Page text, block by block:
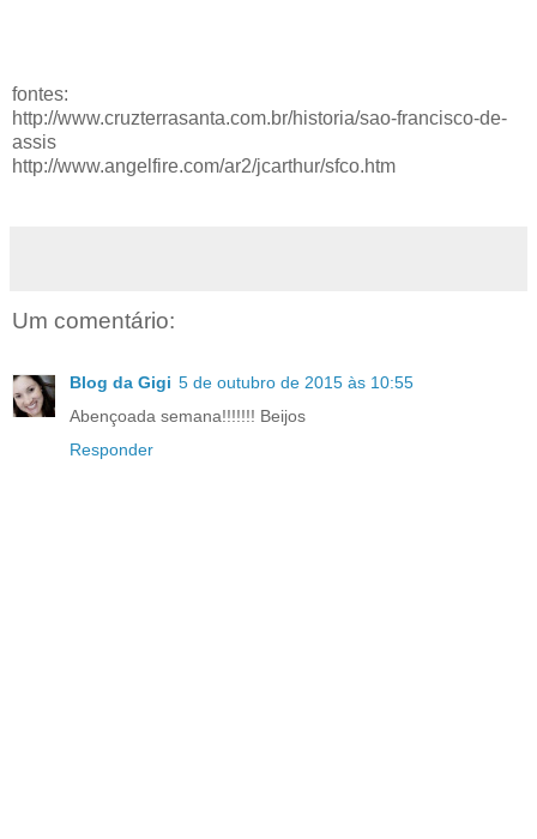
fontes:
http://www.cruzterrasanta.com.br/historia/sao-francisco-de-
assis
http://www.angelfire.com/ar2/jcarthur/sfco.htm
Um comentário:
Blog da Gigi 5 de outubro de 2015 às 10:55
Abençoada semana!!!!!!! Beijos
Responder